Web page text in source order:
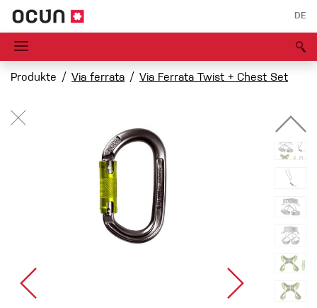
DE
Produkte Via ferrata Via Ferrata Twist + Chest Set